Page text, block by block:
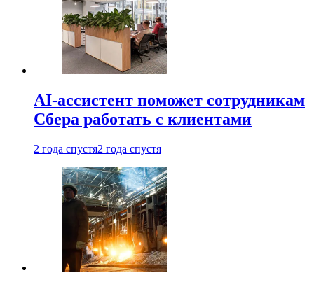
AI-ассистент поможет сотрудникам
Сбера работать с клиентами
2 года спустя2 года спустя